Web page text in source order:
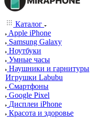
Каталог
Apple iPhone
Samsung Galaxy
Ноутбуки
Умные часы
Наушники и гарнитуры
Игрушки Labubu
Смартфоны
Google Pixel
Дисплеи iPhone
Красота и здоровье